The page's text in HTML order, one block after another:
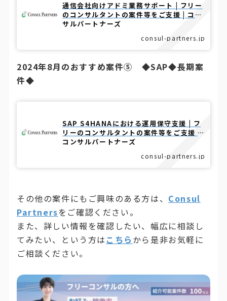
consul-partners.jp
通信会社向けアドミ業務サポート | フリー
のコンサルタントの案件等をご支援 | コン
サルパートナーズ
2024年8月のおすすめ案件⑤ ◆SAP◆長期案
件◆
consul-partners.jp
SAP S4HANAにおける運用保守支援 | フ
リーのコンサルタントの案件等をご支援 |
コンサルパートナーズ
その他の案件にもご興味のある方は、 Consul
Partnersをご確認ください。
また、詳しい情報を確認したい、幅広に相談し
てみたい、という方は こちら から是非お気軽に
ご相談ください。